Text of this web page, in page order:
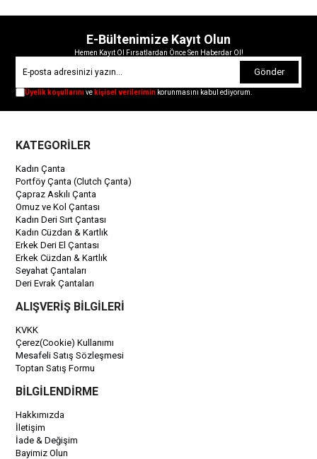
E-Bültenimize Kayıt Olun
Hemen Kayıt Ol Fırsatlardan Önce Sen Haberdar Ol!
Gönder
Üyelik koşullarınıve kişisel verilerimin korunmasını kabul ediyorum.
KATEGORİLER
Kadın Çanta
Portföy Çanta (Clutch Çanta)
Çapraz Askılı Çanta
Omuz ve Kol Çantası
Kadın Deri Sırt Çantası
Kadın Cüzdan & Kartlık
Erkek Deri El Çantası
Erkek Cüzdan & Kartlık
Seyahat Çantaları
Deri Evrak Çantaları
ALIŞVERİŞ BİLGİLERİ
KVKK
Çerez(Cookie) Kullanımı
Mesafeli Satış Sözleşmesi
Toptan Satış Formu
BİLGİLENDİRME
Hakkımızda
İletişim
İade & Değişim
Bayimiz Olun